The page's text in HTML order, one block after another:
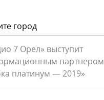
город
7 Орел» выступит
партнером
платинум — 2019»